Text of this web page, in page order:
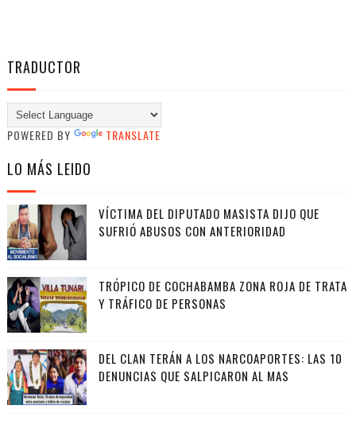
TRADUCTOR
POWERED BY TRANSLATE
LO MÁS LEIDO
VÍCTIMA DEL DIPUTADO MASISTA DIJO QUE
SUFRIÓ ABUSOS CON ANTERIORIDAD
TRÓPICO DE COCHABAMBA ZONA ROJA DE TRATA
Y TRÁFICO DE PERSONAS
DEL CLAN TERÁN A LOS NARCOAPORTES: LAS 10
DENUNCIAS QUE SALPICARON AL MAS